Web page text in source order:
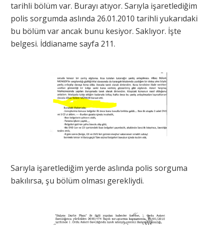
tarihli bölüm var. Burayı atıyor. Sarıyla işaretlediğim
polis sorgumda aslında 26.01.2010 tarihli yukarıdaki
bu bölüm var ancak bunu kesiyor. Saklıyor. İşte
belgesi. İddianame sayfa 211.
Sarıyla işaretlediğim yerde aslında polis sorguma
bakılırsa, şu bölüm olması gerekliydi.